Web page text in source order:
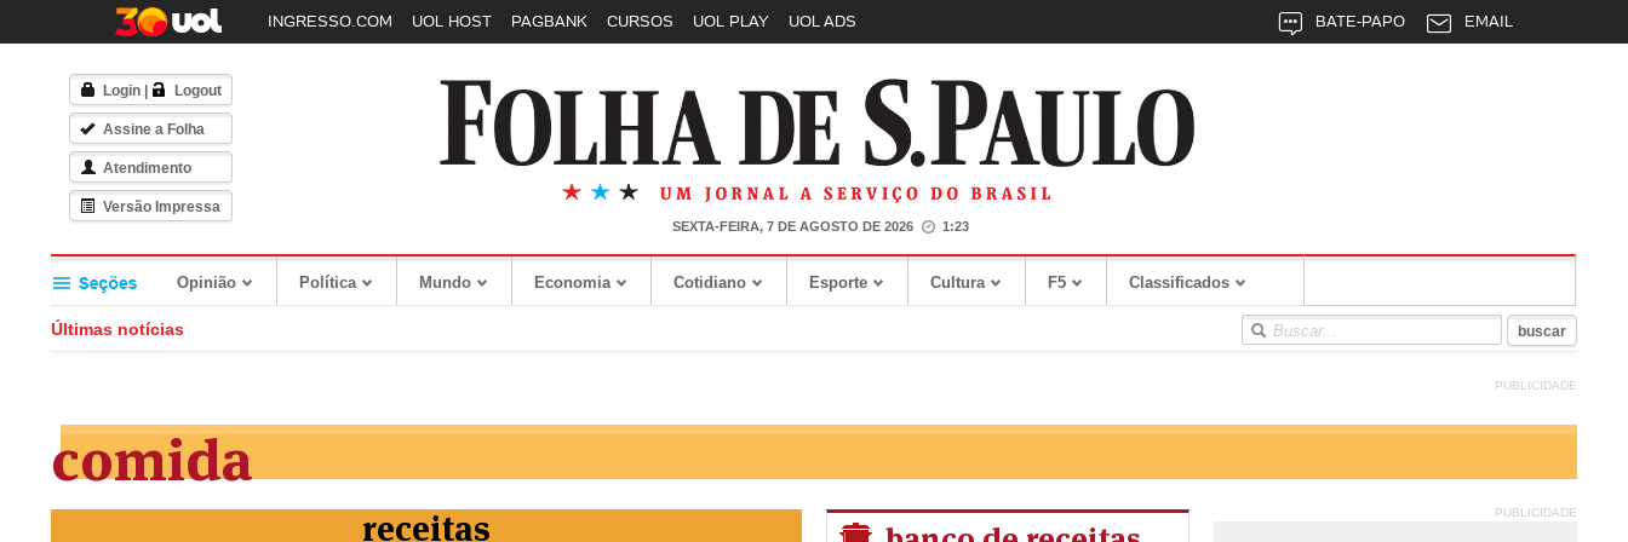
INGRESSO.COM UOL HOST PAGBANK CURSOS UOL PLAY UOL ADS BATE-PAPO EMAIL
SEXTA-FEIRA, 7 DE AGOSTO DE 2026 1:23
Login Logout
Assine a Folha
Atendimento
Versão Impressa
Opinião Política Mundo Economia Cotidiano Esporte Cultura F5 Classificados
Últimas notícias
PUBLICIDADE
comida
receitas PUBLICIDADE